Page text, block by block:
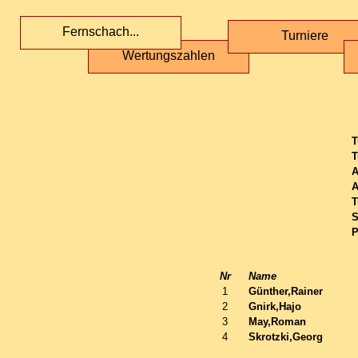
Wertungszahlen
Fernschach...
Turniere
Nr Name
1
Günther,Rainer
2
Gnirk,Hajo
3
May,Roman
4
Skrotzki,Georg